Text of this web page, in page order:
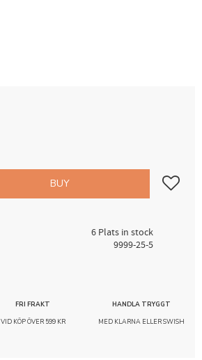
BUY Add to
6 Plats in stock
9999-25-5
FRI FRAKT
VID KÖP ÖVER 599 KR
HANDLA TRYGGT
MED KLARNA ELLER SWISH